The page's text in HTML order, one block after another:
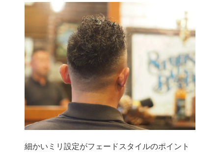
細かいミリ設定がフェードスタイルのポイント